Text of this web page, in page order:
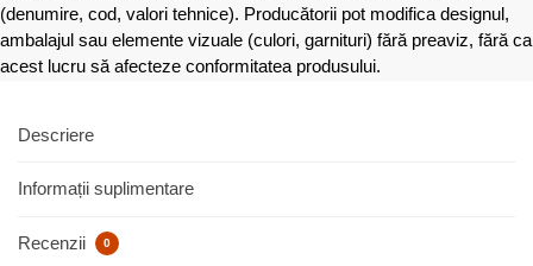
(denumire, cod, valori tehnice). Producătorii pot modifica designul,
ambalajul sau elemente vizuale (culori, garnituri) fără preaviz, fără ca
acest lucru să afecteze conformitatea produsului.
Descriere
Informații suplimentare
Recenzii 0